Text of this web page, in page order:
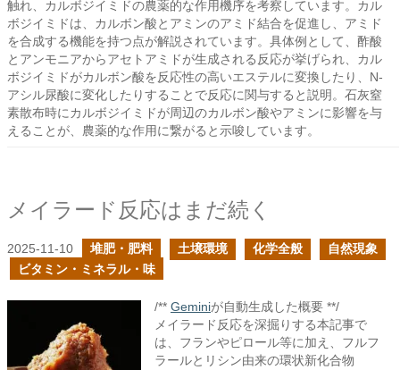
触れ、カルボジイミドの農薬的な作用機序を考察しています。カル
ボジイミドは、カルボン酸とアミンのアミド結合を促進し、アミド
を合成する機能を持つ点が解説されています。具体例として、酢酸
とアンモニアからアセトアミドが生成される反応が挙げられ、カル
ボジイミドがカルボン酸を反応性の高いエステルに変換したり、N-
アシル尿酸に変化したりすることで反応に関与すると説明。石灰窒
素散布時にカルボジイミドが周辺のカルボン酸やアミンに影響を与
えることが、農薬的な作用に繋がると示唆しています。
メイラード反応はまだ続く
2025-11-10 堆肥・肥料 土壌環境 化学全般
自然現象
ビタミン・ミネラル・味
/** Geminiが自動生成した概要 **/
メイラード反応を深掘りする本記事で
は、フランやピロール等に加え、フルフ
ラールとリシン由来の環状新化合物